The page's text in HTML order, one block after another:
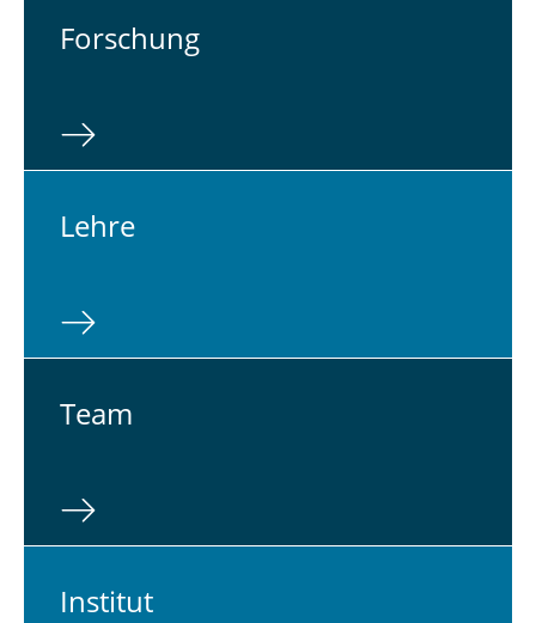
For­schung
Lehre
Team
In­sti­tut